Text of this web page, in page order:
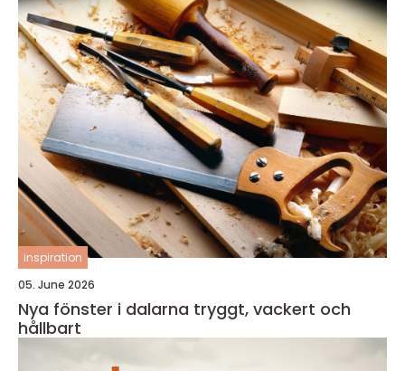
inspiration
05. June 2026
Nya fönster i dalarna tryggt, vackert och
hållbart